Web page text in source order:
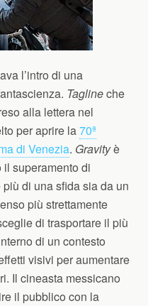
l’intro di una
Taglineche
alla lettera nel
per aprire la70ª
di Venezia. Gravityè
il superamento di
di una sfida sia da un
più strettamente
di trasportare il più
di un contesto
visivi per aumentare
Il cineasta messicano
il pubblico con la